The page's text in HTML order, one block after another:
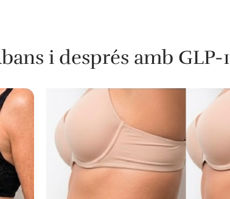
i després amb GLP-1